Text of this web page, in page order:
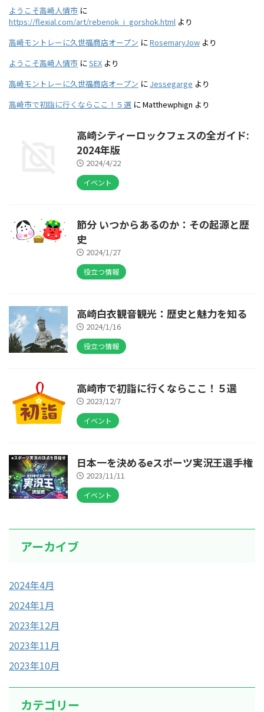
ようこそ高崎人情市 に
https://flexial.com/art/rebenok_i_gorshok.html より
高崎モントレーに久世福商店オープン にRosemaryJow より
ようこそ高崎人情市 にSEX より
高崎モントレーに久世福商店オープン に Jessegarge より
高崎市で初詣に行くならここ！５選 にMatthewphign より
高崎シティーロックフェスの全ガイド:
2024年版
2024/4/22
イベント
節分 いつからあるのか：その起源と歴
史
2024/1/27
役立つ情報
高崎白衣観音観光：歴史と魅力を知る
2024/1/16
役立つ情報
高崎市で初詣に行くならここ！５選
2023/12/7
イベント
日本一を決めるeスポーツ実況王選手権
2023/11/11
イベント
アーカイブ
2024年4月
2024年1月
2023年12月
2023年11月
2023年10月
カテゴリー